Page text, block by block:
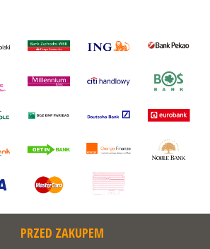
PRZED ZAKUPEM